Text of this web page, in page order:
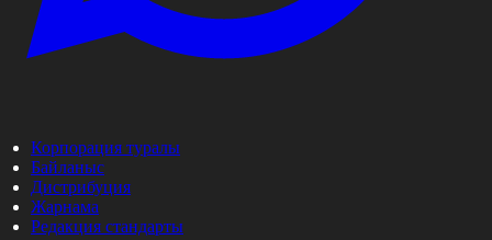
Корпорация туралы
Байланыс
Дистрибуция
Жарнама
Редакция стандарты